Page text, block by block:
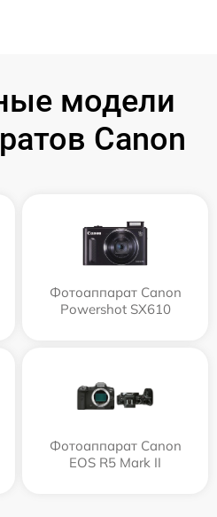
модели
Canon
Фотоаппарат Canon
Powershot SX610
Фотоаппарат Canon
EOS R5 Mark II